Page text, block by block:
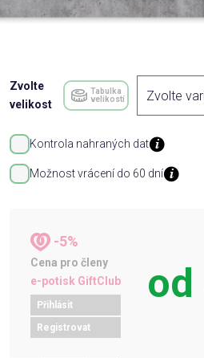
Zvolte
velikost
Tabulka
velikostí
Kontrola nahraných dat
Možnost vrácení do 60 dní
-5%
Cena pro členy
e-potisk GiftClub
Přihlásit
Registrovat
od